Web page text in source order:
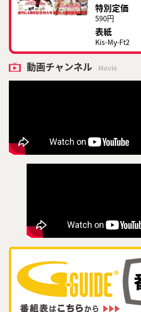
特別定価
590円
表紙
Kis-My-Ft2
動画チャンネル Movie